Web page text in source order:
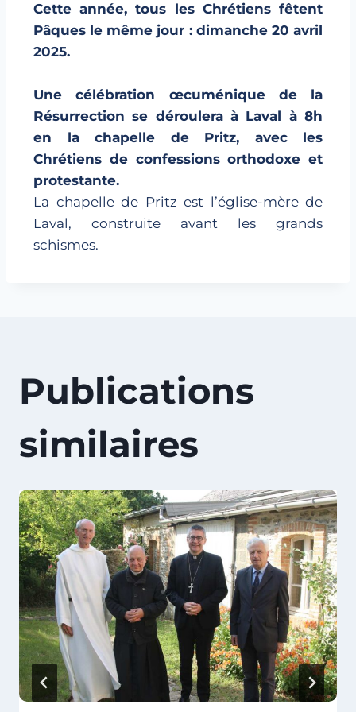
Cette année, tous les Chrétiens fêtent
Pâques le même jour : dimanche 20 avril
2025.
Une célébration œcuménique de la
Résurrection se déroulera à Laval à 8h
en la chapelle de Pritz, avec les
Chrétiens de confessions orthodoxe et
protestante.
La chapelle de Pritz est l’église-mère de
Laval, construite avant les grands
schismes.
Publications
similaires